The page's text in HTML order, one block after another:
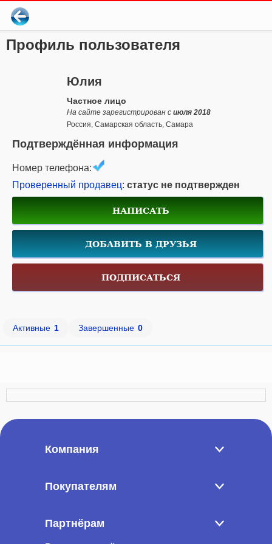
Профиль пользователя
Юлия
Частное лицо
На сайте зарегистрирован с июля 2018
Россия, Самарская область, Самара
Подтверждённая информация
Номер телефона:
Проверенный продавец: статус не подтвержден
НАПИСАТЬ
ДОБАВИТЬ В ДРУЗЬЯ
ПОДПИСАТЬСЯ
Активные 1 Завершенные 0
Компания
Покупателям
Партнёрам